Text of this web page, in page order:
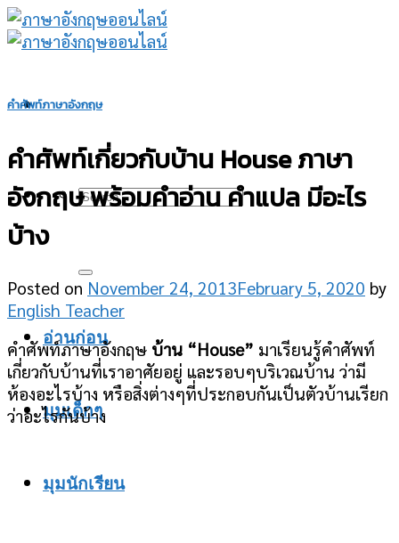
Skip
to
อ่านก่อน
มุมเด็กๆ
มุมนักเรียน
คำศัพท์ภาษาอังกฤษ
คำศัพท์เกี่ยวกับบ้าน House ภาษา
อังกฤษ พร้อมคำอ่าน คำแปล มีอะไร
บ้าง
Posted on November 24, 2013February 5, 2020 by
English Teacher
คำศัพท์ภาษาอังกฤษ บ้าน “House” มาเรียนรู้คำศัพท์
เกี่ยวกับบ้านที่เราอาศัยอยู่ และรอบๆบริเวณบ้าน ว่ามี
ห้องอะไรบ้าง หรือสิ่งต่างๆที่ประกอบกันเป็นตัวบ้านเรียก
ว่าอะไรกันบ้าง